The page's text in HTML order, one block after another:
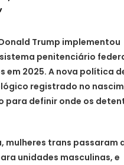
Trump implementou
penitenciário
em 2025. A nova política
registrado no
para definir onde os
mulheres trans passaram
unidades masculinas, e